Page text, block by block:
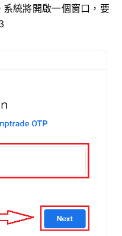
統將開啟一個窗口，要